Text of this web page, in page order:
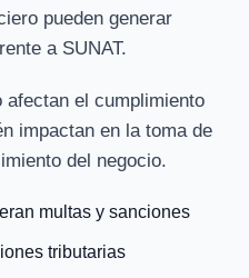
pueden generar
a SUNAT.
el cumplimiento
impactan en la toma de
del negocio.
multas y sanciones
tributarias